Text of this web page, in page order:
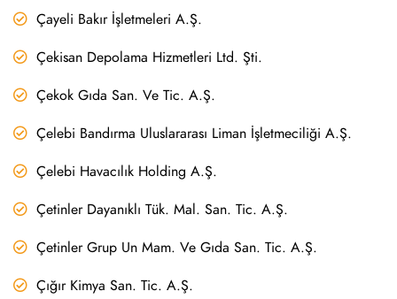
Çayeli Bakır İşletmeleri A.Ş.
Çekisan Depolama Hizmetleri Ltd. Şti.
Çekok Gıda San. Ve Tic. A.Ş.
Çelebi Bandırma Uluslararası Liman İşletmeciliği A.Ş.
Çelebi Havacılık Holding A.Ş.
Çetinler Dayanıklı Tük. Mal. San. Tic. A.Ş.
Çetinler Grup Un Mam. Ve Gıda San. Tic. A.Ş.
Çığır Kimya San. Tic. A.Ş.